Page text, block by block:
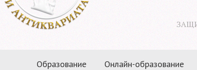
Образование Онлайн-образование